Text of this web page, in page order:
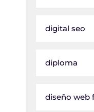
digital seo
diploma
diseño web